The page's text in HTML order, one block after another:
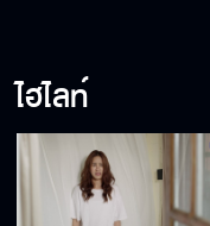
ไฮไลท์